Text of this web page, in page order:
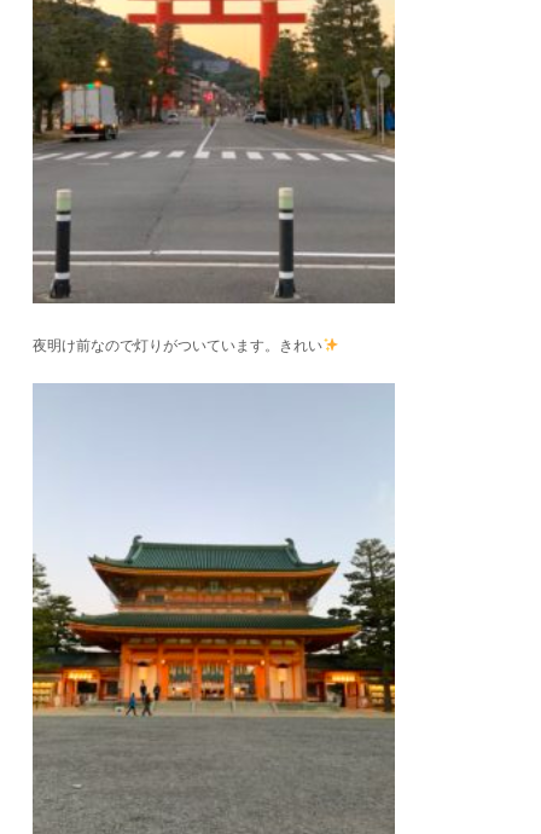
夜明け前なので灯りがついています。きれい